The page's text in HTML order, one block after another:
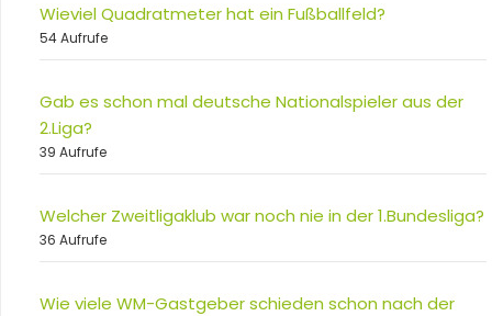
Wieviel Quadratmeter hat ein Fußballfeld?
54 Aufrufe
Gab es schon mal deutsche Nationalspieler aus der
2.Liga?
39 Aufrufe
Welcher Zweitligaklub war noch nie in der 1.Bundesliga?
36 Aufrufe
Wie viele WM-Gastgeber schieden schon nach der